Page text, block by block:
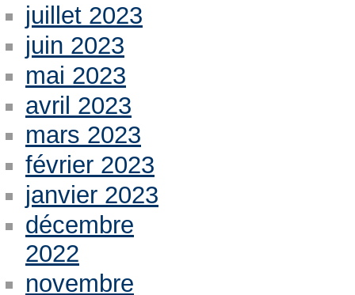
juillet 2023
juin 2023
mai 2023
avril 2023
mars 2023
février 2023
janvier 2023
décembre
2022
novembre